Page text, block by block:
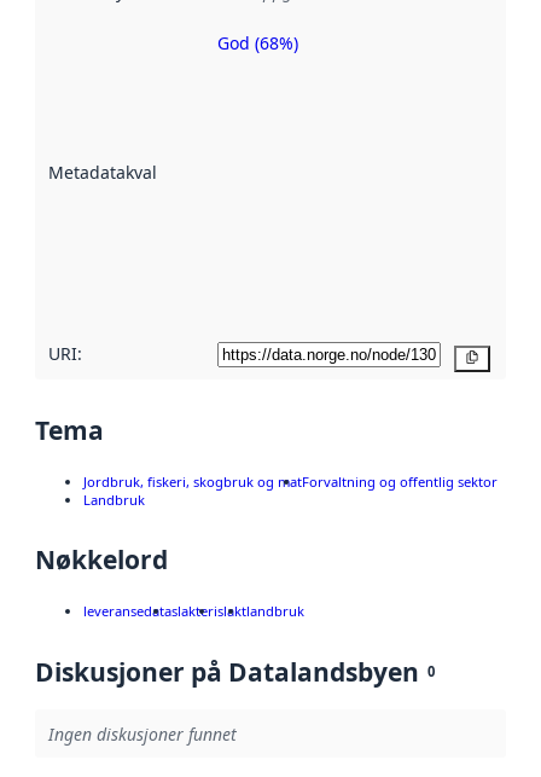
Metadatakvalitet
Metadatakvalitet
God (68%)
URI:
Tema
Jordbruk, fiskeri, skogbruk og matForvaltning og offentlig sektor
Landbruk
Nøkkelord
leveransedataslakterislaktlandbruk
Diskusjoner på Datalandsbyen 0
Ingen diskusjoner funnet